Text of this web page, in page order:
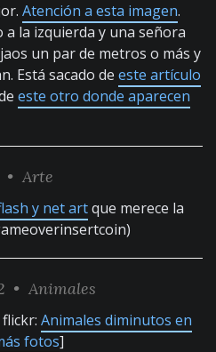
Atención a esta imagen.
la izquierda y una señora
un par de metros o más y
Está sacado de este artículo
este otro donde aparecen
• Arte
y net artque merece la
• Animales
Animales diminutos en
fotos]